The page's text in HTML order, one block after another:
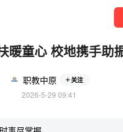
暖童心 校地携手助
职教中原 关注
2026-5-29 09:41